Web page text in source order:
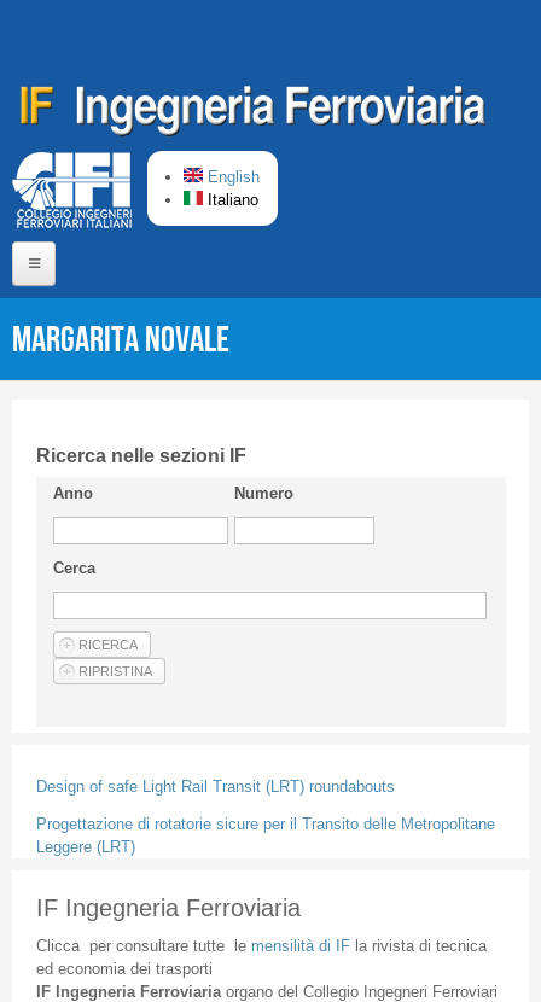
English
Italiano
CIFI in breve
Linee Guida
Privacy Policy
Articoli
Margarita NOVALE
Ricerca nelle sezioni IF
Anno Numero
Cerca
Design of safe Light Rail Transit (LRT) roundabouts
Progettazione di rotatorie sicure per il Transito delle Metropolitane
Leggere (LRT)
IF Ingegneria Ferroviaria
Cliccaper consultare tuttele mensilità di IFla rivista di tecnica
ed economia dei trasporti
IF Ingegneria Ferroviaria organodel Collegio Ingegneri Ferroviari